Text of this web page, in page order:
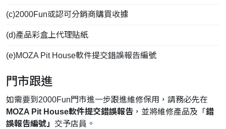
(c)2000Fun或認可分銷商購買收據
(d)產品彩盒上代理貼紙
(e)MOZA Pit House軟件提交錯誤報告編號
門市跟進
如需要到2000Fun門市進一步跟進維修保用，請務必先在
MOZA Pit House軟件提交錯誤報告 ，並將維修產品及「 錯
誤報告編號」 交予店員。